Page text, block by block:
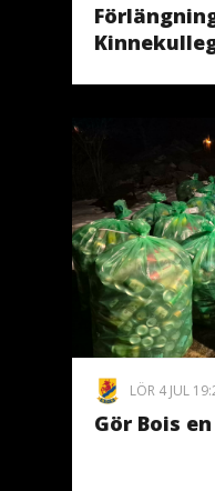
LÖR 4 JUL
Gör Bois